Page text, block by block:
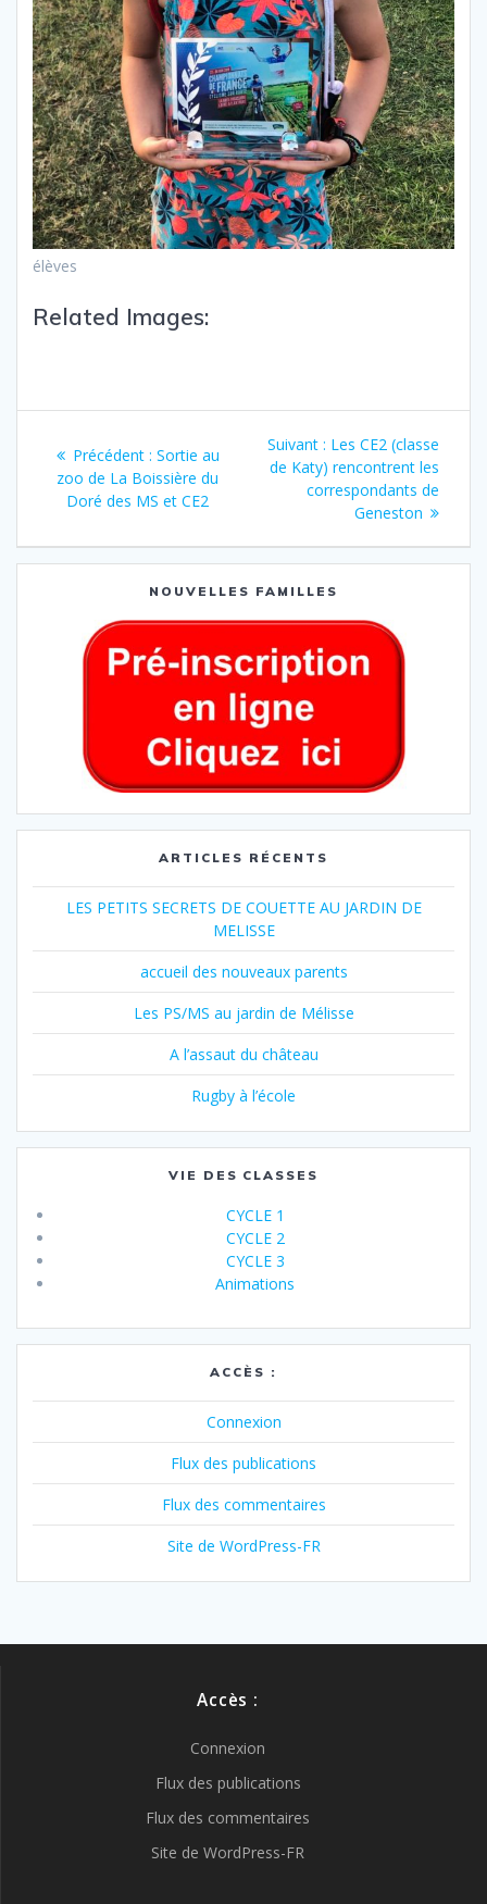
élèves
Related Images:
Précédent : Sortie au
zoo de La Boissière du
Doré des MS et CE2
Suivant : Les CE2 (classe
de Katy) rencontrent les
correspondants de
Geneston
NOUVELLES FAMILLES
ARTICLES RÉCENTS
LES PETITS SECRETS DE COUETTE AU JARDIN DE
MELISSE
accueil des nouveaux parents
Les PS/MS au jardin de Mélisse
A l’assaut du château
Rugby à l’école
VIE DES CLASSES
CYCLE 1
CYCLE 2
CYCLE 3
Animations
ACCÈS :
Connexion
Flux des publications
Flux des commentaires
Site de WordPress-FR
Accès :
Connexion
Flux des publications
Flux des commentaires
Site de WordPress-FR